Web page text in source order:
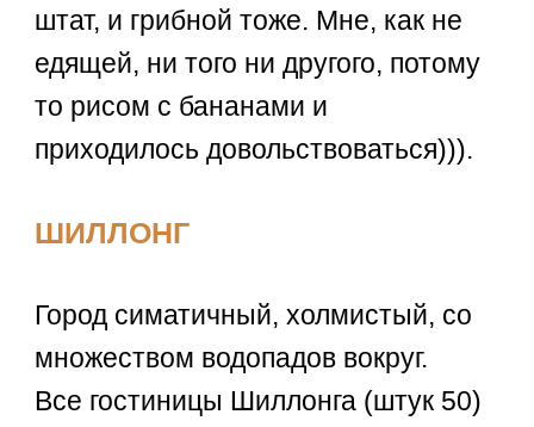
штат, и грибной тоже. Мне, как не
едящей, ни того ни другого, потому
то рисом с бананами и
приходилось довольствоваться))).
ШИЛЛОНГ
Город симатичный, холмистый, со
множеством водопадов вокруг.
Все гостиницы Шиллонга (штук 50)